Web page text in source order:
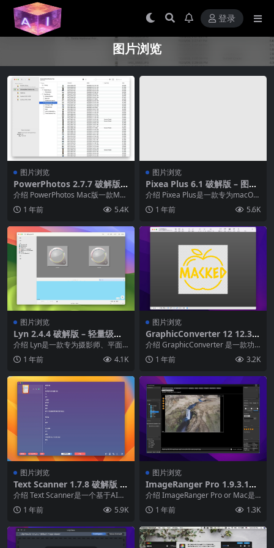
登录
图片浏览
图片浏览
PowerPhotos 2.7.7 破解版 –
macOS照片图片管理工具
介绍 PowerPhotos Mac版一款Mac
OS平台上的mac专用图片管理...
1 年前 5.4K
图片浏览
Pixea Plus 6.1 破解版 – 图片
浏览与管理神器
介绍 Pixea Plus是一款专为macOS
开发的图像查看器和视频播放器，
其界...1 年前 5.6K
图片浏览
Lyn 2.4.4 破解版 – 轻量级且
强大的图像浏览器
介绍 Lyn是一款专为摄影师、平面
设计师以及网页设计师打造的轻量
而高速的macO...
1 年前 4.1K
图片浏览
GraphicConverter 12 12.3
破解版 – 强大的图片编辑浏览
工具
介绍 GraphicConverter 是一款功
能强大的图像处理软件，支持多种
图...1 年前 3.2K
图片浏览
Text Scanner 1.7.8 破解版 –
OCR提取图片文字的高效工具
介绍 Text Scanner是一个基于AI深
度学习算法的强大图片扫描工具，
利用...1 年前 5.9K
图片浏览
ImageRanger Pro 1.9.3.186
0 破解版 – 强大的图像管理和
编辑工具
介绍 ImageRanger Pro or Mac是
一款专业的图片管理软件，可帮...
1 年前 1.3K